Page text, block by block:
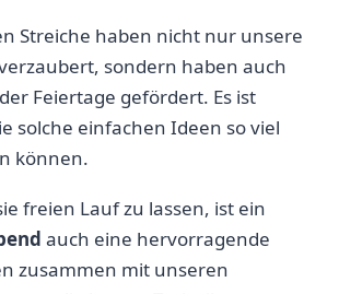
Streiche haben nicht⁢ nur unsere‌
sondern haben auch
Feiertage ⁣gefördert. Es ist
solche einfachen Ideen ‌so viel
können.
freien Lauf‌ zu lassen, ist ein
auch eine⁣ hervorragende
zusammen⁤ mit unseren